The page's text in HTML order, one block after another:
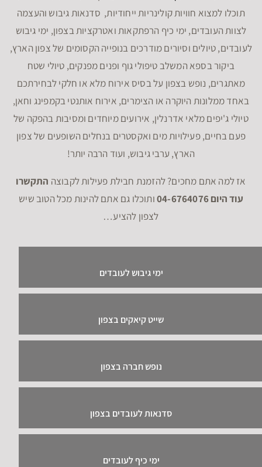
תוכלו למצוא חוויות קולינריות ייחודיות, סדנאות גיבוש והעצמה
לצוות העובדים, ימי כיף הרפתקאות ואטרקציות בצפון, ימי גיבוש
לעובדים, טיולים וסיורים מודרכים בנופייה הקסומים של צפון הארץ,
ביקור בספא המשלב טיפולי גוף ופנים מפנקים, טיולי שטח
מאתגרים, נופש בצפון על בסיס אירוח מלא או חלקי לבחירתכם
באחד ממלונות היוקרה או הצימרים, אירוח אותנטי בקמפינג וחאן,
טיולי ג'יפים מלאי אדרנלין, אירועים מיוחדים ומסיבות בהפקה של
פעם בחיים, פעילויות מים ואקסטרים בנחלים השופעים של צפון
הארץ, ערבי גיבוש, ועוד הרבה יותר!
אז למה אתם מחכים? להזמנת חבילת פעילות לקבוצה התקשרו
עוד היום 04-6764076
ותוכלו גם אתם להינות מכל הטוב שיש
לצפון להציע…
ימי גיבוש לעובדים
שייט קיאקים בצפון
נופש חברה בצפון
סדנאות לעובדים בצפון
ימי כיף לעובדים